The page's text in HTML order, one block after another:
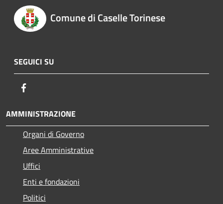
Comune di Caselle Torinese
SEGUICI SU
AMMINISTRAZIONE
Organi di Governo
Aree Amministrative
Uffici
Enti e fondazioni
Politici